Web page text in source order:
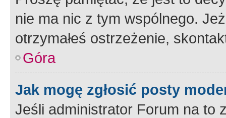
nie ma nic z tym wspólnego.
otrzymałeś ostrzeżenie,
Góra
Jak mogę zgłosić posty
Jeśli administrator Forum na to